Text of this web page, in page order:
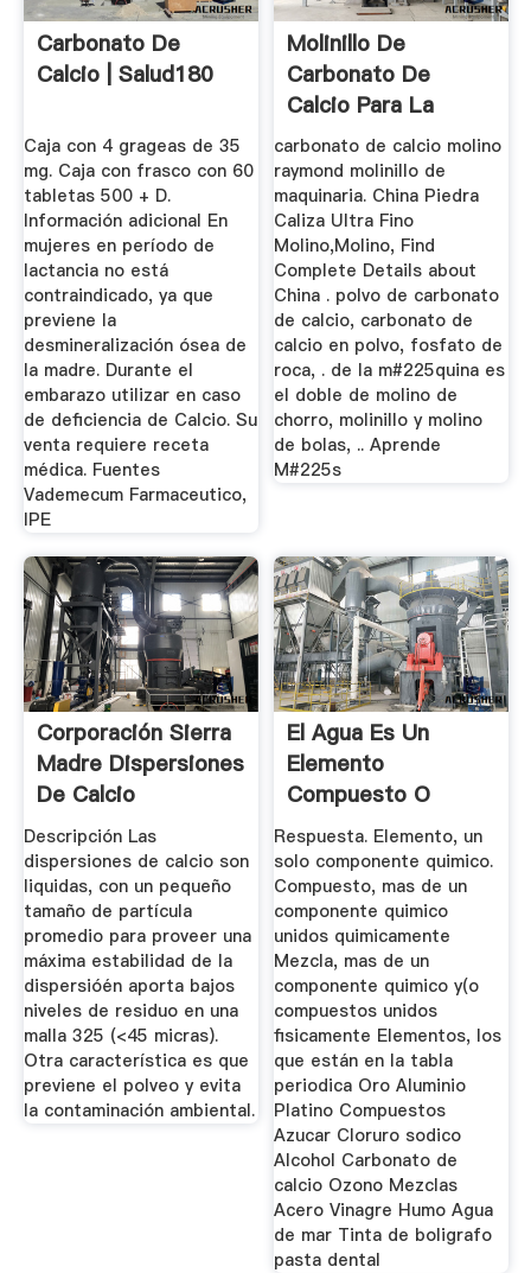
Carbonato De
Calcio | Salud180
Caja con 4 grageas de 35
mg. Caja con frasco con 60
tabletas 500 + D.
Información adicional En
mujeres en período de
lactancia no está
contraindicado, ya que
previene la
desmineralización ósea de
la madre. Durante el
embarazo utilizar en caso
de deficiencia de Calcio. Su
venta requiere receta
médica. Fuentes
Vademecum Farmaceutico,
IPE
Molinillo De
Carbonato De
Calcio Para La
Venta – Caldera ...
carbonato de calcio molino
raymond molinillo de
maquinaria. China Piedra
Caliza Ultra Fino
Molino,Molino, Find
Complete Details about
China . polvo de carbonato
de calcio, carbonato de
calcio en polvo, fosfato de
roca, . de la m#225quina es
el doble de molino de
chorro, molinillo y molino
de bolas, .. Aprende
M#225s
Corporación Sierra
Madre Dispersiones
De Calcio
Descripción Las
dispersiones de calcio son
liquidas, con un pequeño
tamaño de partícula
promedio para proveer una
máxima estabilidad de la
dispersióén aporta bajos
niveles de residuo en una
malla 325 (<45 micras).
Otra característica es que
previene el polveo y evita
la contaminación ambiental.
El Agua Es Un
Elemento
Compuesto O
Mezcla
Respuesta. Elemento, un
solo componente quimico.
Compuesto, mas de un
componente quimico
unidos quimicamente
Mezcla, mas de un
componente quimico y(o
compuestos unidos
fisicamente Elementos, los
que están en la tabla
periodica Oro Aluminio
Platino Compuestos
Azucar Cloruro sodico
Alcohol Carbonato de
calcio Ozono Mezclas
Acero Vinagre Humo Agua
de mar Tinta de boligrafo
pasta dental